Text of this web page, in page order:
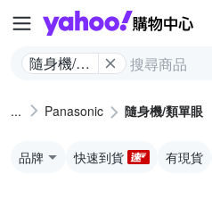
隨身機/類
Panasonic 隨身機/類單眼
品牌 快速到貨 有現貨